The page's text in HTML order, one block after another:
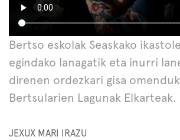
Bertso eskolak Seaskako
egindako lanagatik eta inurri
direnen ordezkari gisa
Bertsularien Lagunak Elkarteak.
JEXUX MARI IRAZU